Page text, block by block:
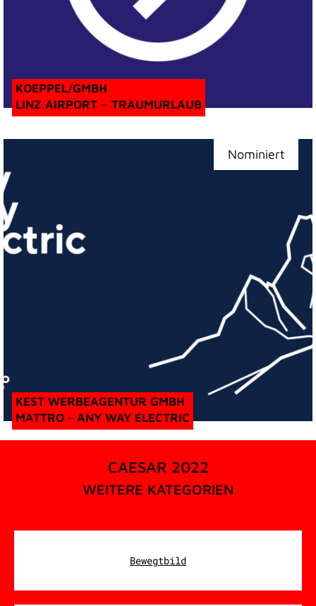
KOEPPEL/GMBH
LINZ AIRPORT – TRAUMURLAUB
Nominiert
KEST WERBEAGENTUR GMBH
MATTRO - ANY WAY ELECTRIC
CAESAR 2022
WEITERE KATEGORIEN
Bewegtbild